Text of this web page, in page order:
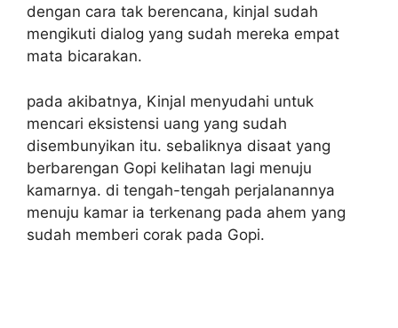
dengan cara tak berencana, kinjal sudah
mengikuti dialog yang sudah mereka empat
mata bicarakan.
pada akibatnya, Kinjal menyudahi untuk
mencari eksistensi uang yang sudah
disembunyikan itu. sebaliknya disaat yang
berbarengan Gopi kelihatan lagi menuju
kamarnya. di tengah-tengah perjalanannya
menuju kamar ia terkenang pada ahem yang
sudah memberi corak pada Gopi.